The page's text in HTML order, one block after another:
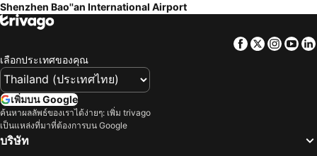
เซนทรัล
Guangzhou South Railway Station
สถานีรถไฟกวางโจว
Central Metro Station
Tung Chung
Shenzhen Bao''an International Airport
East Tsim Sha Tsui Metro Station
Shenzhen Bao''an International Airport
Facebook
Twitter
เลือกประเทศของคุณ
เพิ่มบน Google
ค้นหาผลลัพธ์ของเราได้ง่ายๆ: เพิ่ม trivago
เป็นแหล่งที่มาที่ต้องการบน Google
บริษัท